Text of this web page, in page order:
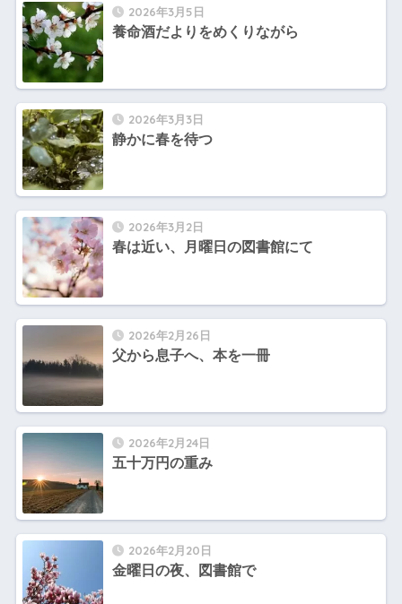
2026年3月5日
養命酒だよりをめくりながら
2026年3月3日
静かに春を待つ
2026年3月2日
春は近い、月曜日の図書館にて
2026年2月26日
父から息子へ、本を一冊
2026年2月24日
五十万円の重み
2026年2月20日
金曜日の夜、図書館で